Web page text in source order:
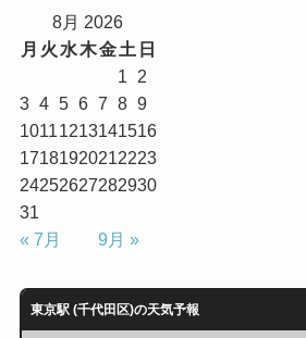
8月 2026
月 火 水木金土 日
1
2
3 4 5 6 7 8 9
10111213141516
17181920212223
24252627282930
31
« 7月
9月 »
東京駅 (千代田区)の天気予報